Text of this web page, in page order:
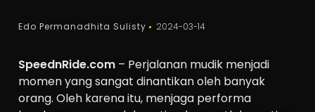
Edo Permanadhita Sulisty 2024-03-14
SpeednRide.com – Perjalanan mudik menjadi
momen yang sangat dinantikan oleh banyak
orang. Oleh karena itu, menjaga performa